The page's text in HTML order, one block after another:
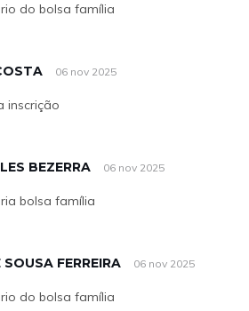
do bolsa família
06 nov 2025
inscrição
BEZERRA 06 nov 2025
bolsa família
FERREIRA 06 nov 2025
do bolsa família